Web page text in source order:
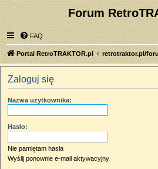
Forum
FAQ
Portal RetroTRAKTOR.pl retrotraktor.pl/
Zaloguj się
Nazwa użytkownika:
Hasło:
Nie pamiętam hasła
Wyślij ponownie e-mail aktywacyjny